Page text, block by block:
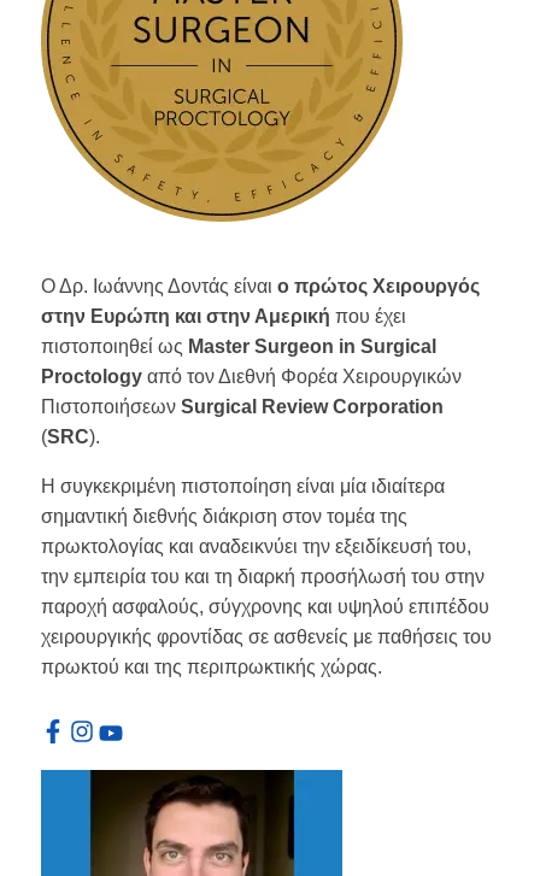
Ο Δρ. Ιωάννης Δοντάς είναι ο πρώτος Χειρουργός
στην Ευρώπη και στην Αμερική που έχει
πιστοποιηθεί ως Master Surgeon in Surgical
Proctology από τον Διεθνή Φορέα Χειρουργικών
Πιστοποιήσεων Surgical Review Corporation
(SRC).
Η συγκεκριμένη πιστοποίηση είναι μία ιδιαίτερα
σημαντική διεθνής διάκριση στον τομέα της
πρωκτολογίας και αναδεικνύει την εξειδίκευσή του,
την εμπειρία του και τη διαρκή προσήλωσή του στην
παροχή ασφαλούς, σύγχρονης και υψηλού επιπέδου
χειρουργικής φροντίδας σε ασθενείς με παθήσεις του
πρωκτού και της περιπρωκτικής χώρας.